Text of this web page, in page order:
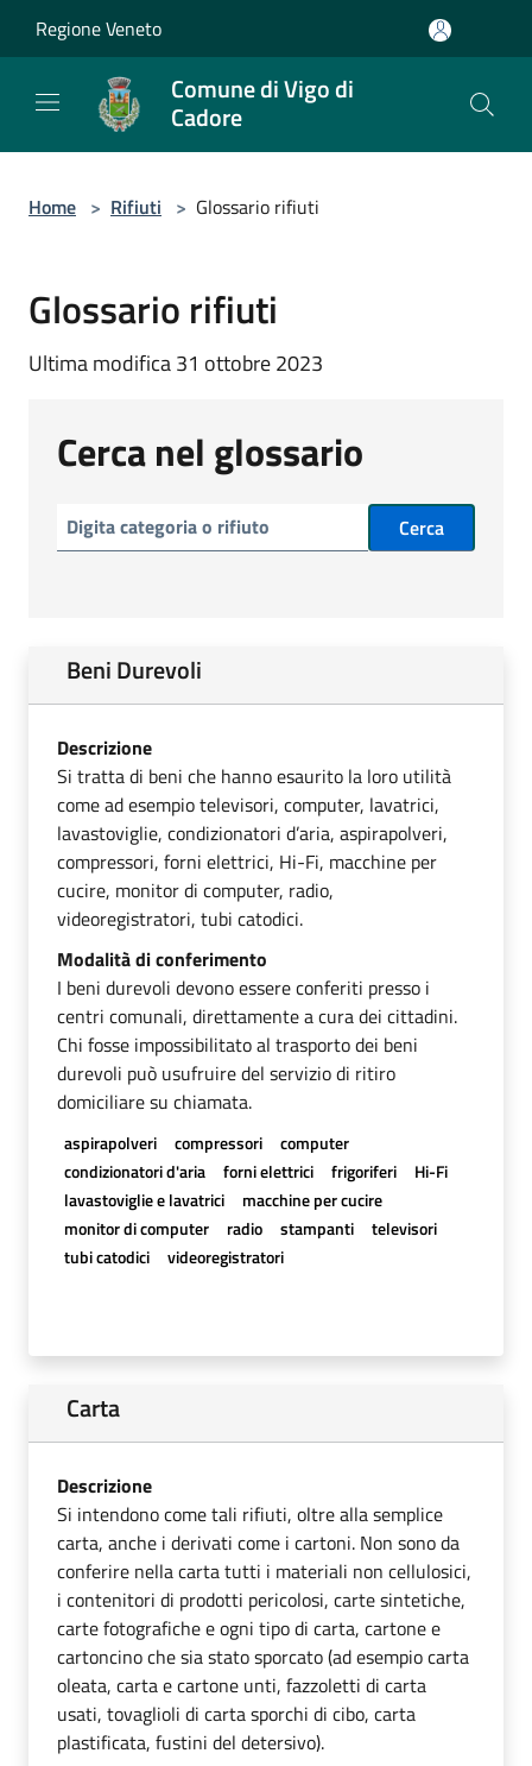
Regione Veneto
Comune di Vigo di
Cadore
Home > Rifiuti > Glossario rifiuti
Glossario rifiuti
Ultima modifica 31 ottobre 2023
Cerca nel glossario
Cerca
Beni Durevoli
Descrizione
Si tratta di beni che hanno esaurito la loro utilità
come ad esempio televisori, computer, lavatrici,
lavastoviglie, condizionatori d’aria, aspirapolveri,
compressori, forni elettrici, Hi-Fi, macchine per
cucire, monitor di computer, radio,
videoregistratori, tubi catodici.
Modalità di conferimento
I beni durevoli devono essere conferiti presso i
centri comunali, direttamente a cura dei cittadini.
Chi fosse impossibilitato al trasporto dei beni
durevoli può usufruire del servizio di ritiro
domiciliare su chiamata.
aspirapolveri compressori
computer
condizionatori d'aria
forni elettrici frigoriferi
Hi-Fi
lavastoviglie e lavatrici
macchine per cucire
monitor di computer
radio stampanti
televisori
tubi catodici
videoregistratori
Carta
Descrizione
Si intendono come tali rifiuti, oltre alla semplice
carta, anche i derivati come i cartoni. Non sono da
conferire nella carta tutti i materiali non cellulosici,
i contenitori di prodotti pericolosi, carte sintetiche,
carte fotografiche e ogni tipo di carta, cartone e
cartoncino che sia stato sporcato (ad esempio carta
oleata, carta e cartone unti, fazzoletti di carta
usati, tovaglioli di carta sporchi di cibo, carta
plastificata, fustini del detersivo).